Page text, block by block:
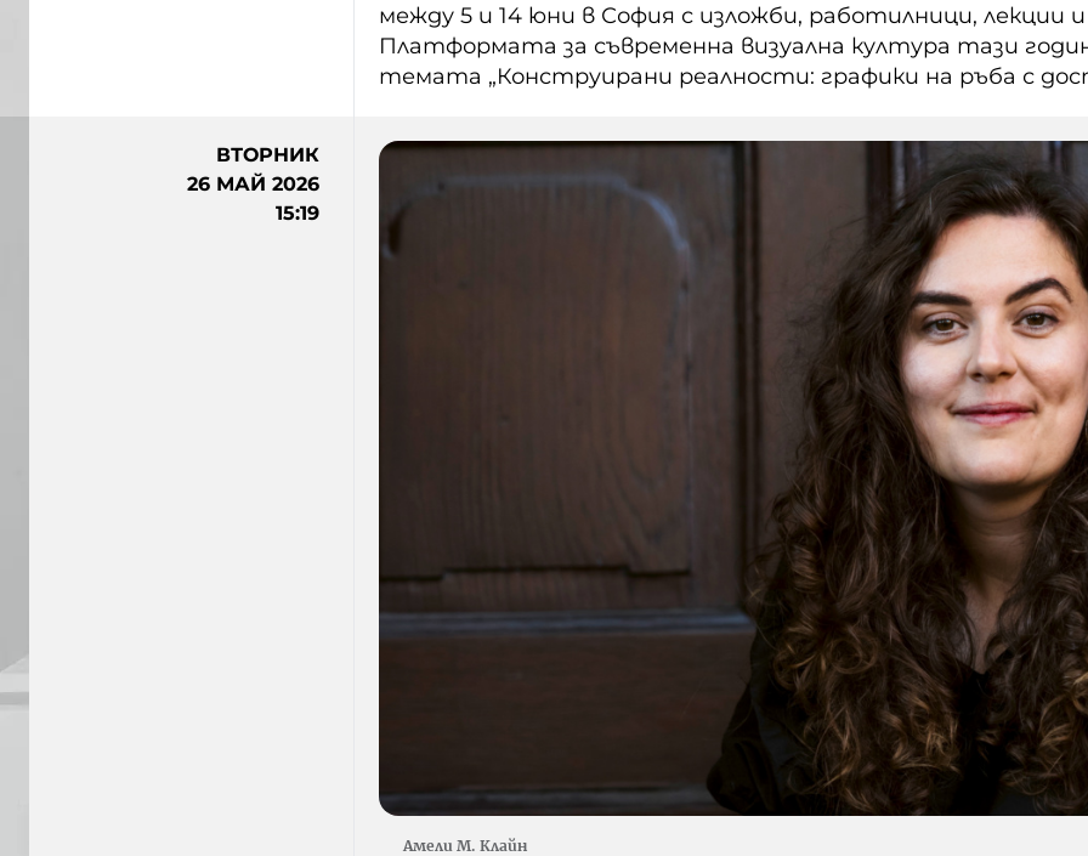
между 5 и 14 юни в София с изложби, работилници, лекции
Платформата за съвременна визуална култура тази
темата „Конструирани реалности: графики на ръба с
ВТОРНИК
26 МАЙ 2026
15:19
Амели М. Клайн